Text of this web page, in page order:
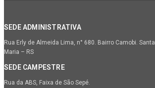
SEDE ADMINISTRATIVA
Rua Erly de Almeida Lima, n° 680. Bairro Camobi. Santa
Maria – RS
SEDE CAMPESTRE
Rua da ABS, Faixa de São Sepé.